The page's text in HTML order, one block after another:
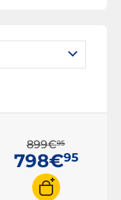
PC OLED
PC 22 pouces
PC 24 pouces
PC 27 pouces
899€95
798€95